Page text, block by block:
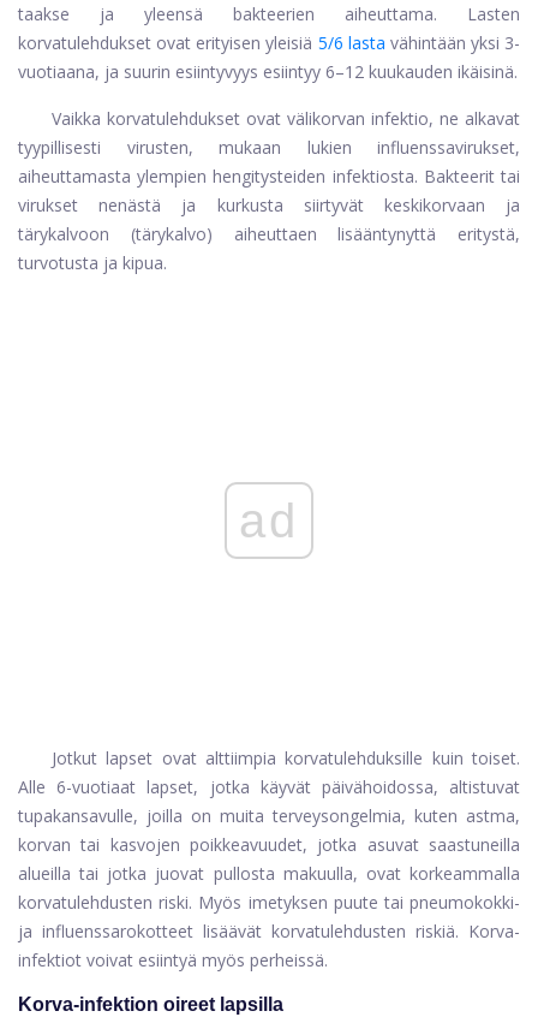
taakse ja yleensä bakteerien aiheuttama. Lasten
korvatulehdukset ovat erityisen yleisiä 5/6 lasta vähintään yksi 3-
vuotiaana, ja suurin esiintyvyys esiintyy 6–12 kuukauden ikäisinä.
Vaikka korvatulehdukset ovat välikorvan infektio, ne alkavat
tyypillisesti virusten, mukaan lukien influenssavirukset,
aiheuttamasta ylempien hengitysteiden infektiosta. Bakteerit tai
virukset nenästä ja kurkusta siirtyvät keskikorvaan ja
tärykalvoon (tärykalvo) aiheuttaen lisääntynyttä eritystä,
turvotusta ja kipua.
ad
Jotkut lapset ovat alttiimpia korvatulehduksille kuin toiset.
Alle 6-vuotiaat lapset, jotka käyvät päivähoidossa, altistuvat
tupakansavulle, joilla on muita terveysongelmia, kuten astma,
korvan tai kasvojen poikkeavuudet, jotka asuvat saastuneilla
alueilla tai jotka juovat pullosta makuulla, ovat korkeammalla
korvatulehdusten riski. Myös imetyksen puute tai pneumokokki-
ja influenssarokotteet lisäävät korvatulehdusten riskiä. Korva-
infektiot voivat esiintyä myös perheissä.
Korva-infektion oireet lapsilla